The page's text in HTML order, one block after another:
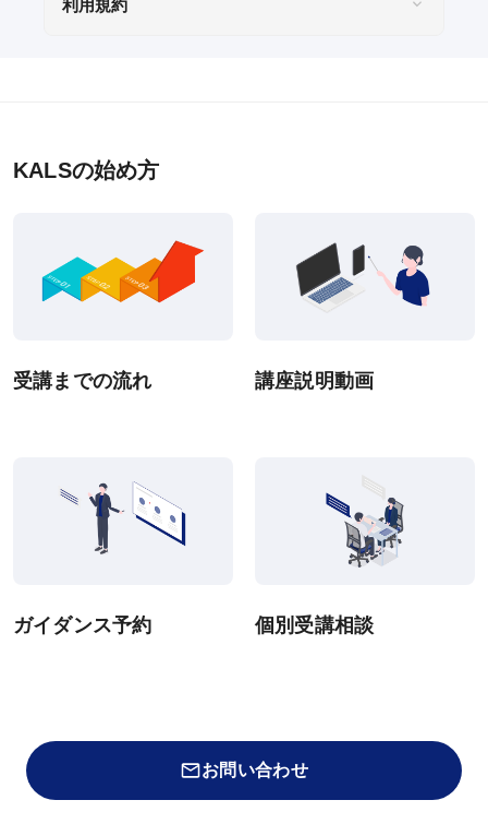
利用規約
KALSの始め方
受講までの流れ 講座説明動画
ガイダンス予約 個別受講相談
お問い合わせ